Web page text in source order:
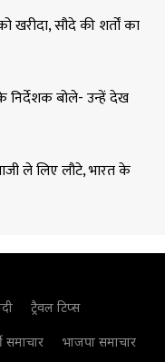
खरीदा, सौदे की शर्तों का
निर्देशक बोले- उन्हें देख
ले लिए लौटे, भारत के
ट्रैवल टिप्स
समाचार
भाजपा समाचार